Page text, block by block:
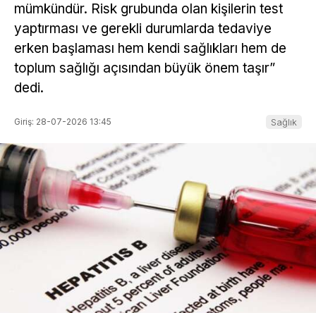
mümkündür. Risk grubunda olan kişilerin test
yaptırması ve gerekli durumlarda tedaviye
erken başlaması hem kendi sağlıkları hem de
toplum sağlığı açısından büyük önem taşır”
dedi.
Giriş: 28-07-2026 13:45 Sağlık